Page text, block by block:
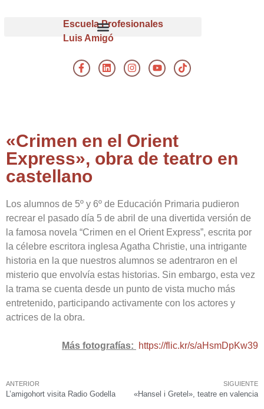
Escuela Profesionales
Luis Amigó
«Crimen en el Orient
Express», obra de teatro en
castellano
Los alumnos de 5º y 6º de Educación Primaria pudieron
recrear el pasado día 5 de abril de una divertida versión de
la famosa novela “Crimen en el Orient Express”, escrita por
la célebre escritora inglesa Agatha Christie, una intrigante
historia en la que nuestros alumnos se adentraron en el
misterio que envolvía estas historias. Sin embargo, esta vez
la trama se cuenta desde un punto de vista mucho más
entretenido, participando activamente con los actores y
actrices de la obra.
Más fotografías: https://flic.kr/s/aHsmDpKw39
ANTERIOR
L’amigohort visita Radio Godella
SIGUIENTE
«Hansel i Gretel», teatre en valencia